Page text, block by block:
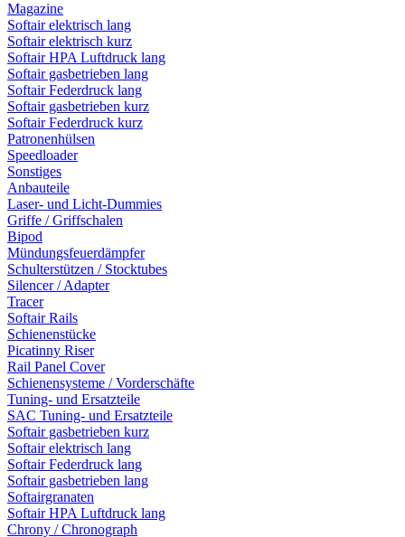
Magazine
Softair elektrisch lang
Softair elektrisch kurz
Softair HPA Luftdruck lang
Softair gasbetrieben lang
Softair Federdruck lang
Softair gasbetrieben kurz
Softair Federdruck kurz
Patronenhülsen
Speedloader
Sonstiges
Anbauteile
Laser- und Licht-Dummies
Griffe / Griffschalen
Bipod
Mündungsfeuerdämpfer
Schulterstützen / Stocktubes
Silencer / Adapter
Tracer
Softair Rails
Schienenstücke
Picatinny Riser
Rail Panel Cover
Schienensysteme / Vorderschäfte
Tuning- und Ersatzteile
SAC Tuning- und Ersatzteile
Softair gasbetrieben kurz
Softair elektrisch lang
Softair Federdruck lang
Softair gasbetrieben lang
Softairgranaten
Softair HPA Luftdruck lang
Chrony / Chronograph